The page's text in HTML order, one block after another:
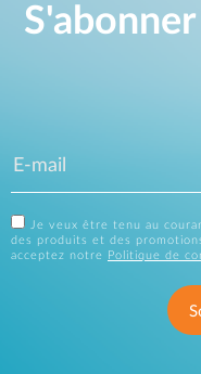
Je veux être tenu au
des produits et des
acceptez notre
Politique de